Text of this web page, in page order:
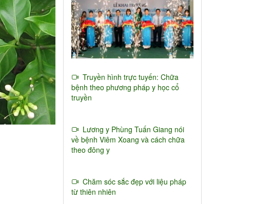
Truyền hình trực tuyến: Chữa
bệnh theo phương pháp y học cổ
truyền
Lương y Phùng Tuấn Giang nói
về bệnh Viêm Xoang và cách chữa
theo đông y
Chăm sóc sắc đẹp với liệu pháp
từ thiên nhiên